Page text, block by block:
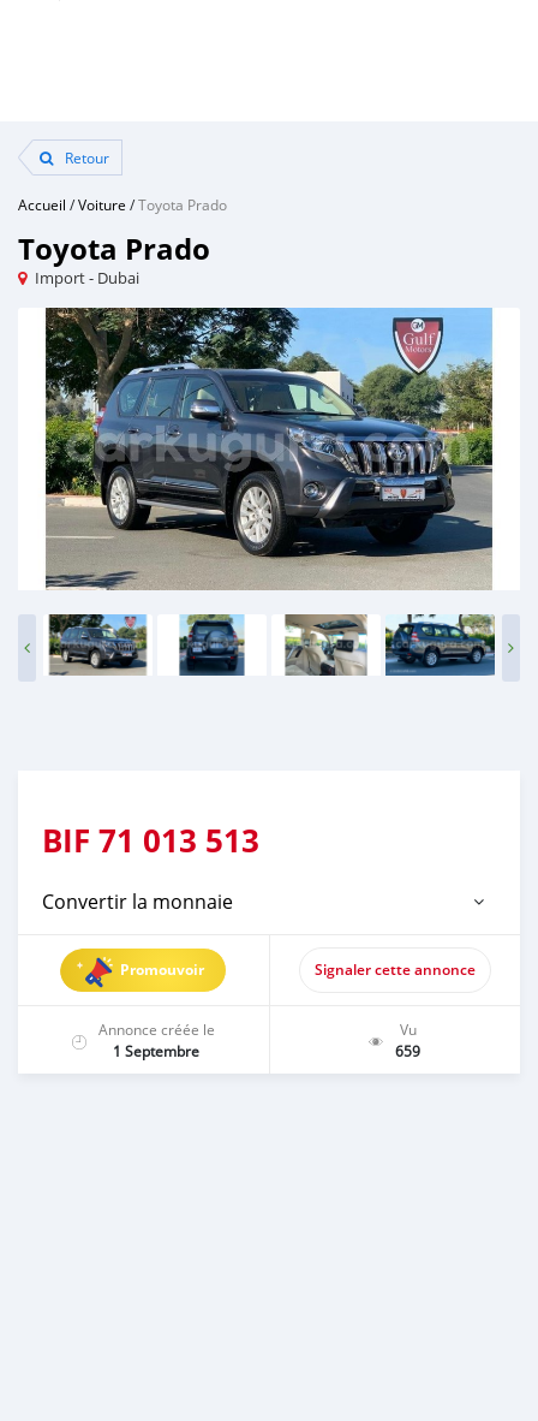
Retour
Accueil /Voiture /Toyota Prado
Toyota Prado
Import - Dubai
BIF 71 013 513
Convertir la monnaie
Promouvoir Signaler cette annonce
Annonce créée le
1 Septembre
Vu
659